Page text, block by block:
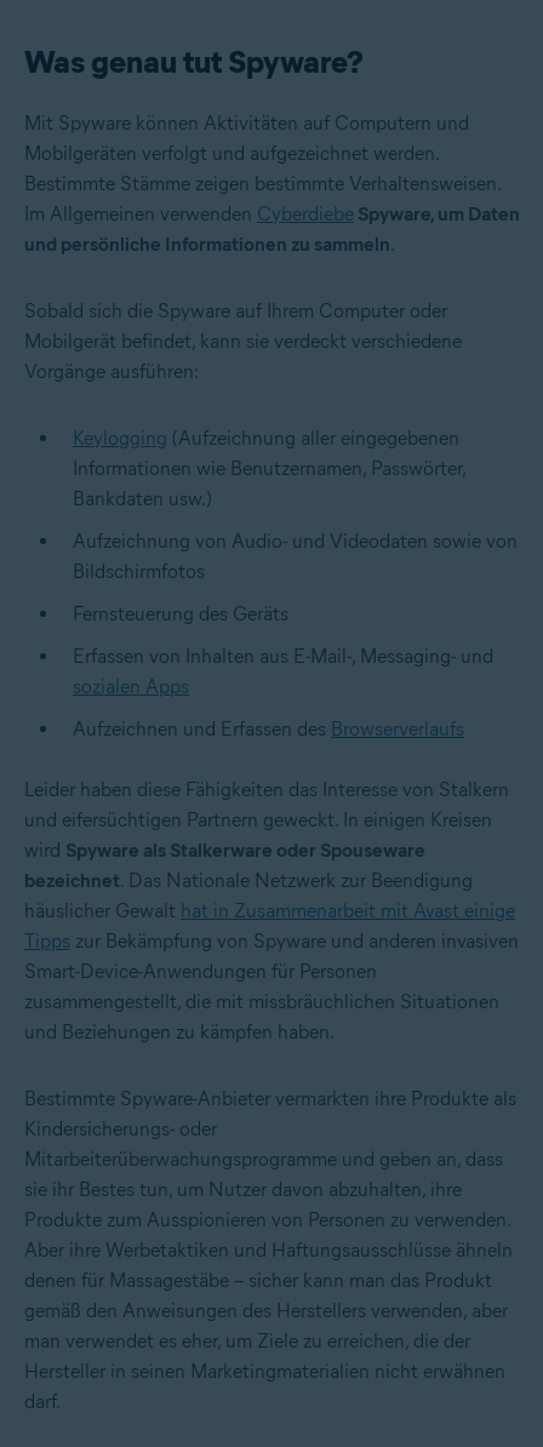
Was genau tut Spyware?
Mit Spyware können Aktivitäten auf Computern und
Mobilgeräten verfolgt und aufgezeichnet werden.
Bestimmte Stämme zeigen bestimmte Verhaltensweisen.
Im Allgemeinen verwenden Cyberdiebe Spyware, um Daten
und persönliche Informationen zu sammeln.
Sobald sich die Spyware auf Ihrem Computer oder
Mobilgerät befindet, kann sie verdeckt verschiedene
Vorgänge ausführen:
Keylogging (Aufzeichnung aller eingegebenen
Informationen wie Benutzernamen, Passwörter,
Bankdaten usw.)
Aufzeichnung von Audio- und Videodaten sowie von
Bildschirmfotos
Fernsteuerung des Geräts
Erfassen von Inhalten aus E-Mail-, Messaging- und
sozialen Apps
Aufzeichnen und Erfassen des Browserverlaufs
Leider haben diese Fähigkeiten das Interesse von Stalkern
und eifersüchtigen Partnern geweckt. In einigen Kreisen
wird Spyware als Stalkerware oder Spouseware
bezeichnet. Das Nationale Netzwerk zur Beendigung
häuslicher Gewalt hat in Zusammenarbeit mit Avast einige
Tipps zur Bekämpfung von Spyware und anderen invasiven
Smart-Device-Anwendungen für Personen
zusammengestellt, die mit missbräuchlichen Situationen
und Beziehungen zu kämpfen haben.
Bestimmte Spyware-Anbieter vermarkten ihre Produkte als
Kindersicherungs- oder
Mitarbeiterüberwachungsprogramme und geben an, dass
sie ihr Bestes tun, um Nutzer davon abzuhalten, ihre
Produkte zum Ausspionieren von Personen zu verwenden.
Aber ihre Werbetaktiken und Haftungsausschlüsse ähneln
denen für Massagestäbe – sicher kann man das Produkt
gemäß den Anweisungen des Herstellers verwenden, aber
man verwendet es eher, um Ziele zu erreichen, die der
Hersteller in seinen Marketingmaterialien nicht erwähnen
darf.